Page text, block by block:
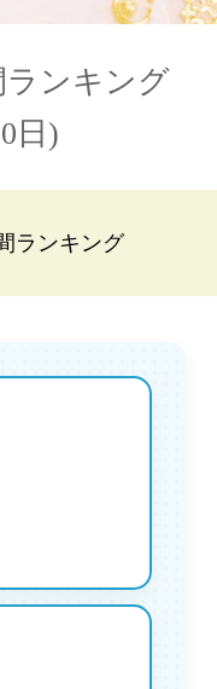
ンキング
日)
ランキング